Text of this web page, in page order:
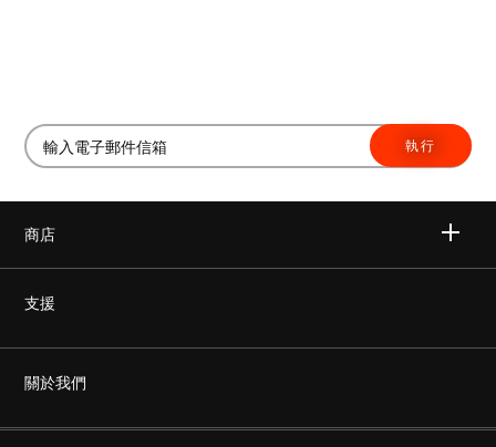
執行
商店
無線
耳機
支援
非仿冒
授權經銷商
關於我們